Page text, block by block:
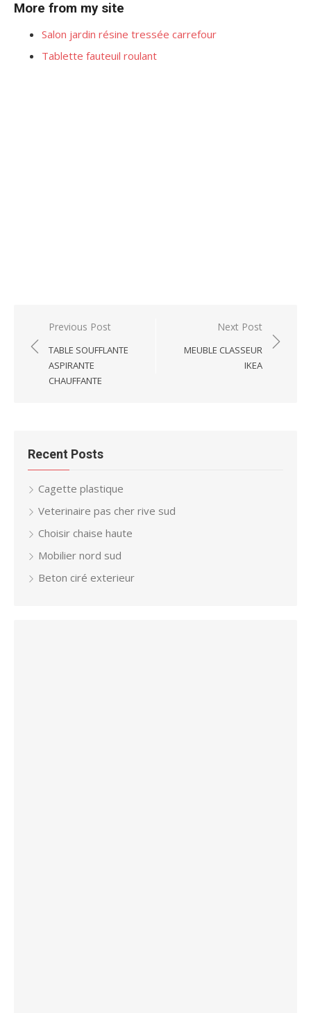
More from my site
Salon jardin résine tressée carrefour
Tablette fauteuil roulant
Post
navigation
Previous Post
TABLE SOUFFLANTE
ASPIRANTE
CHAUFFANTE
Next Post
MEUBLE CLASSEUR
IKEA
Recent Posts
Cagette plastique
Veterinaire pas cher rive sud
Choisir chaise haute
Mobilier nord sud
Beton ciré exterieur